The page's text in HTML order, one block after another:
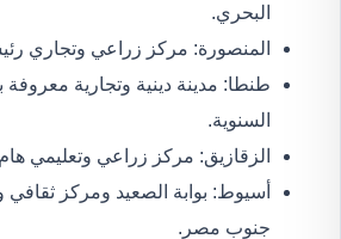
البحري.
المنصورة: مركز زراعي وتجاري
طنطا: مدينة دينية وتجارية معروفة
السنوية.
الزقازيق: مركز زراعي وتعليمي
أسيوط: بوابة الصعيد ومركز
جنوب مصر.